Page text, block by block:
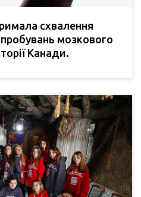
схвалення
мозкового
Канади.